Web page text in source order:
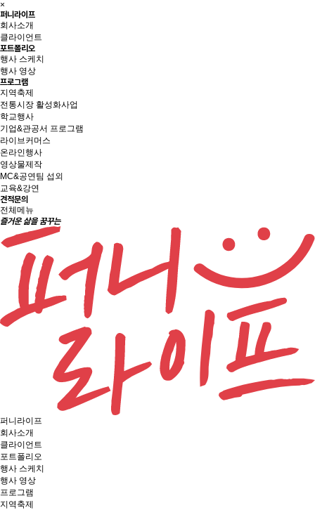
×
퍼니라이프
회사소개
클라이언트
포트폴리오
행사 스케치
행사 영상
프로그램
지역축제
전통시장 활성화사업
학교행사
기업&관공서 프로그램
라이브커머스
온라인행사
영상물제작
MC&공연팀 섭외
교육&강연
견적문의
전체메뉴
즐거운 삶을 꿈꾸는
퍼니라이프
회사소개
클라이언트
포트폴리오
행사 스케치
행사 영상
프로그램
지역축제